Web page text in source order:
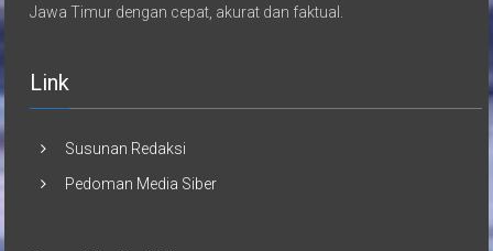
Jawa Timur dengan cepat, akurat dan faktual.
Link
Susunan Redaksi
Pedoman Media Siber